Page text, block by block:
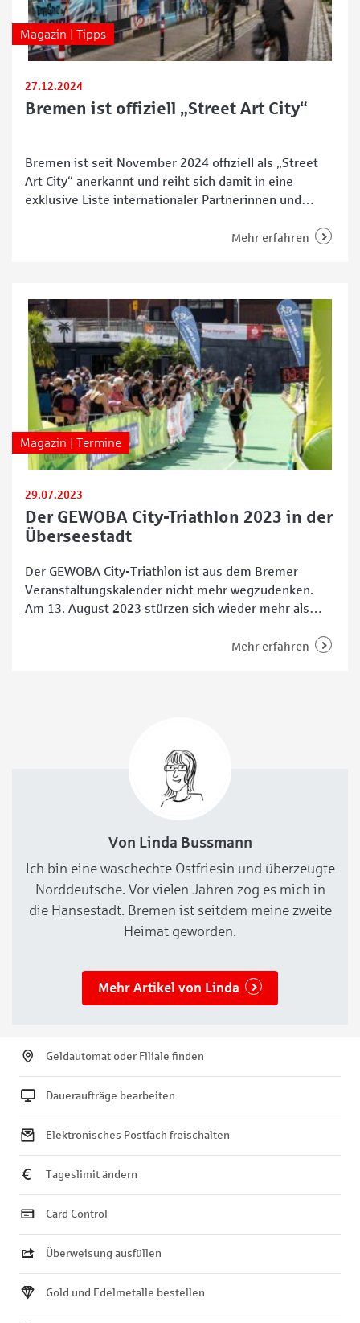
Magazin | Tipps
27.12.2024
Bremen ist offiziell „Street Art City“
Bremen ist seit November 2024 offiziell als „Street
Art City“ anerkannt und reiht sich damit in eine
exklusive Liste internationaler Partnerinnen und
Diese bietet eine interaktive Karte, die mehr als 250
Mehr erfahren
Magazin | Termine
29.07.2023
Der GEWOBA City-Triathlon 2023 in der
Überseestadt
Der GEWOBA City-Triathlon ist aus dem Bremer
Veranstaltungskalender nicht mehr wegzudenken.
Am 13. August 2023 stürzen sich wieder mehr als
Schwimmstrecke ins Wasser, fahren Fahrrad und
Mehr erfahren
Von Linda Bussmann
Ich bin eine waschechte Ostfriesin und überzeugte
Norddeutsche. Vor vielen Jahren zog es mich in
die Hansestadt. Bremen ist seitdem meine zweite
Heimat geworden.
Mehr Artikel von Linda
Geldautomat oder Filiale finden
Daueraufträge bearbeiten
Elektronisches Postfach freischalten
Tageslimit ändern
Card Control
Überweisung ausfüllen
Gold und Edelmetalle bestellen